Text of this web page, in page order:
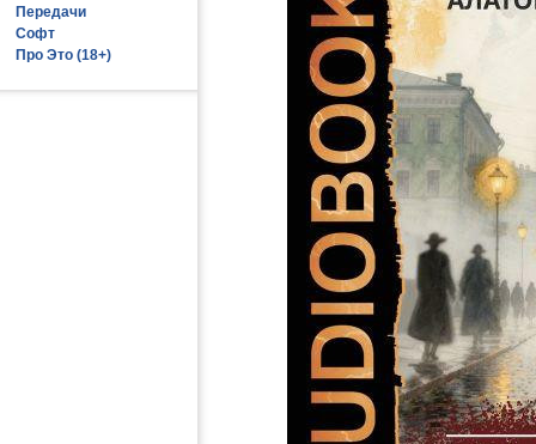
Передачи
Софт
Про Это (18+)